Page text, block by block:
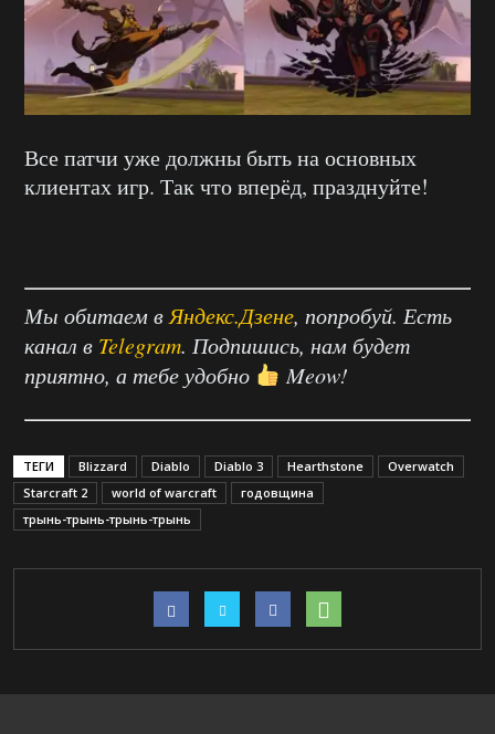
Все патчи уже должны быть на основных
клиентах игр. Так что вперёд, празднуйте!
Мы обитаем в Яндекс.Дзене, попробуй. Есть
канал в Telegram. Подпишись, нам будет
приятно, а тебе удобно
Meow!
ТЕГИ Blizzard Diablo Diablo 3 Hearthstone
Overwatch
Starcraft 2
world of warcraft
годовщина
трынь-трынь-трынь-трынь